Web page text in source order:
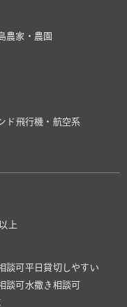
農家・農園
ド 飛行機・航空系
上
談可 平日貸切しやすい
談可 水撒き相談可